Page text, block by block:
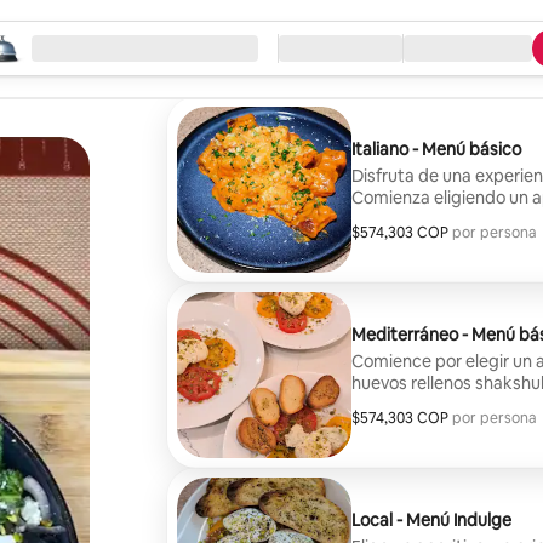
la búsqueda Llegada / Salida
Italiano - Menú básico
Disfruta de una
Comienza eligiendo un
de tomate. Para el plato
chispas de chocolate.
$574,303 COP por persona
$574,303 COP por huésped
Mediterráneo - Menú
Comience por elegir un
huevos rellenos
mutabal, pollo con miel
$574,303 COP por persona
$574,303 COP por huésped
Local - Menú Indulge